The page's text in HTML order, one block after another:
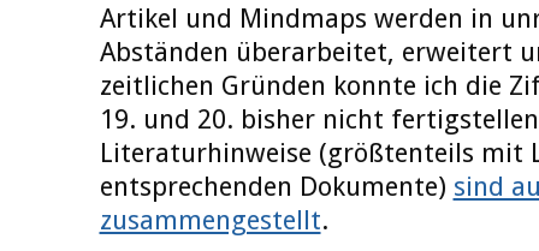
Artikel und Mindmaps werden in
Abständen überarbeitet, erweitert
zeitlichen Gründen konnte ich die
19. und 20. bisher nicht
Literaturhinweise (größtenteils mit
entsprechenden Dokumente) sind
zusammengestellt.